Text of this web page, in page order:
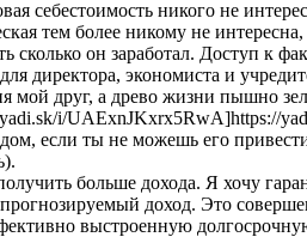
себестоимость никого не
тем более никому не
сколько он заработал. Доступ к
директора, экономиста и
мой друг, а древо жизни пышно
i/UAExnJKxrx5RwA]https://
если ты не можешь его
больше дохода. Я хочу
доход. Это
выстроенную